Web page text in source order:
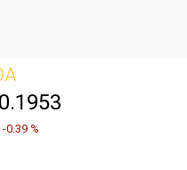
-0.39 %